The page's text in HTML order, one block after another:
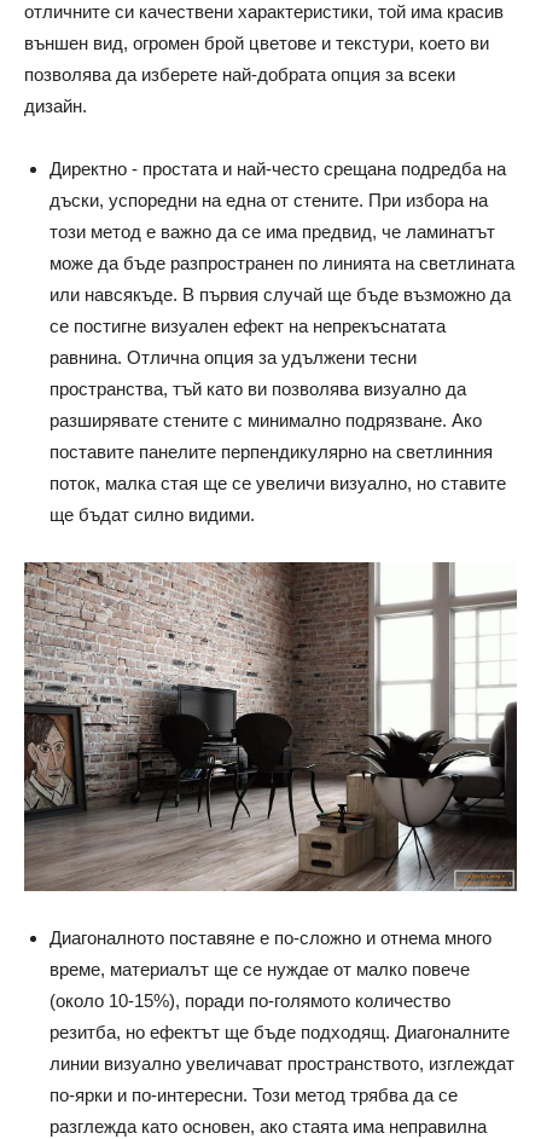
отличните си качествени характеристики, той има красив
външен вид, огромен брой цветове и текстури, което ви
позволява да изберете най-добрата опция за всеки
дизайн.
Директно - простата и най-често срещана подредба на
дъски, успоредни на една от стените. При избора на
този метод е важно да се има предвид, че ламинатът
може да бъде разпространен по линията на светлината
или навсякъде. В първия случай ще бъде възможно да
се постигне визуален ефект на непрекъснатата
равнина. Отлична опция за удължени тесни
пространства, тъй като ви позволява визуално да
разширявате стените с минимално подрязване. Ако
поставите панелите перпендикулярно на светлинния
поток, малка стая ще се увеличи визуално, но ставите
ще бъдат силно видими.
Диагоналното поставяне е по-сложно и отнема много
време, материалът ще се нуждае от малко повече
(около 10-15%), поради по-голямото количество
резитба, но ефектът ще бъде подходящ. Диагоналните
линии визуално увеличават пространството, изглеждат
по-ярки и по-интересни. Този метод трябва да се
разглежда като основен, ако стаята има неправилна